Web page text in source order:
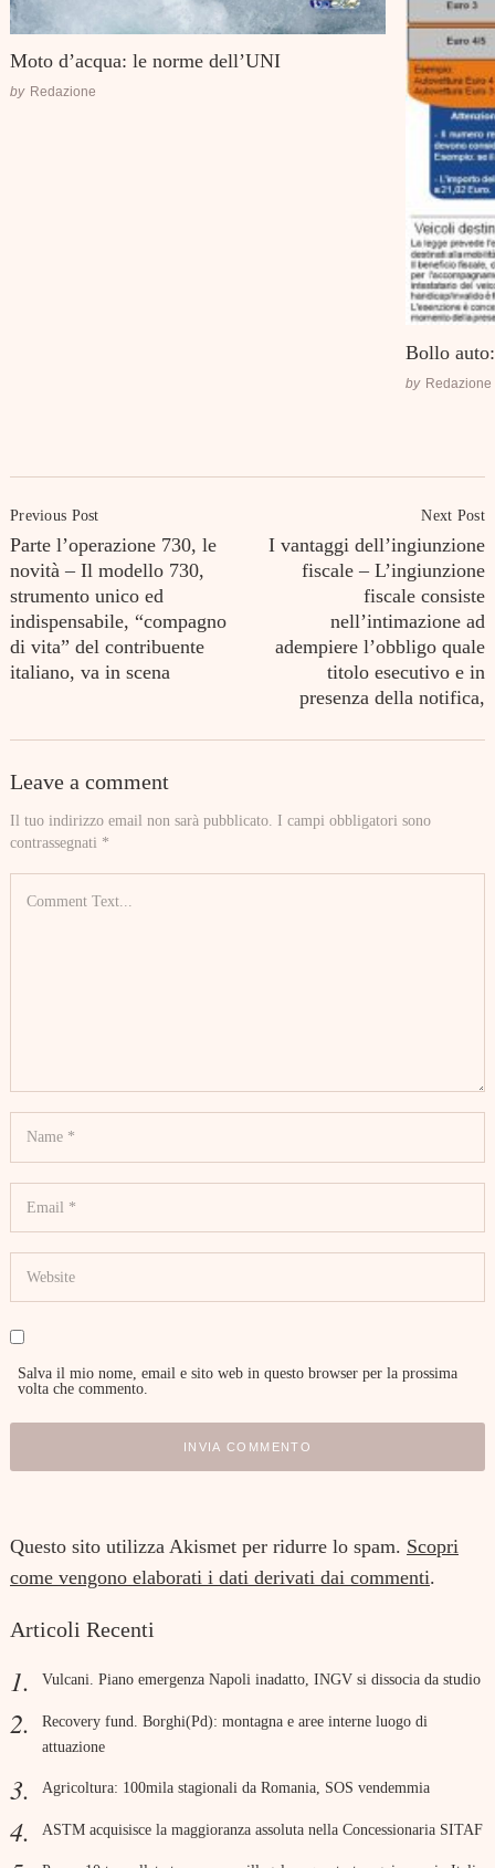
Moto d’acqua: le norme dell’UNI
by Redazione
Bollo
by Redazione
Navigation
Previous Post
Parte l’operazione 730, le
novità – Il modello 730,
strumento unico ed
indispensabile, “compagno
di vita” del contribuente
italiano, va in scena
Next Post
I vantaggi dell’ingiunzione
fiscale – L’ingiunzione
fiscale consiste
nell’intimazione ad
adempiere l’obbligo quale
titolo esecutivo e in
presenza della notifica,
Leave a comment
Il tuo indirizzo email non sarà pubblicato. I campi obbligatori sono
contrassegnati *
Salva il mio nome, email e sito web in questo browser per la prossima
volta che commento.
Questo sito utilizza Akismet per ridurre lo spam. Scopri
come vengono elaborati i dati derivati dai commenti.
Articoli Recenti
Vulcani. Piano emergenza Napoli inadatto, INGV si dissocia da studio
Recovery fund. Borghi(Pd): montagna e aree interne luogo di
attuazione
Agricoltura: 100mila stagionali da Romania, SOS vendemmia
ASTM acquisisce la maggioranza assoluta nella Concessionaria SITAF